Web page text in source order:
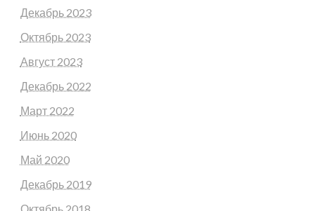
Декабрь 2023
Октябрь 2023
Август 2023
Декабрь 2022
Март 2022
Июнь 2020
Май 2020
Декабрь 2019